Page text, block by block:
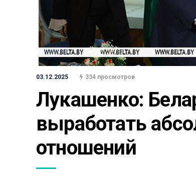
03.12.2025 334 просмотров
Лукашенко:
выработать
отношений